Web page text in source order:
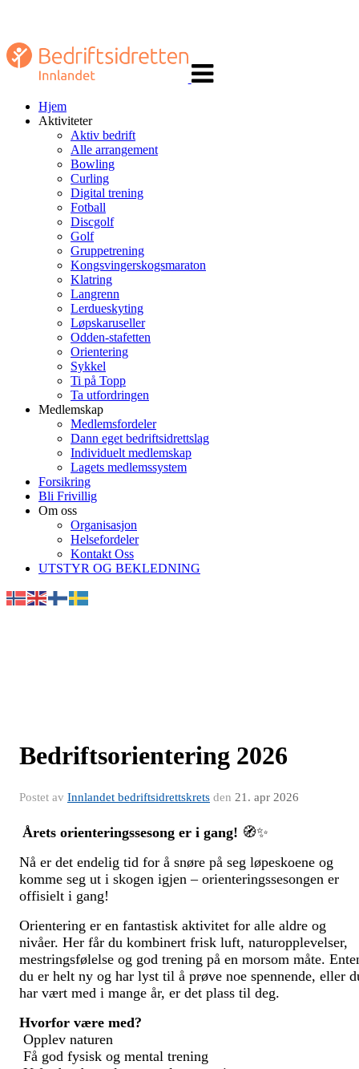
navigasjon
Hjem
Aktiviteter
Aktiv bedrift
Alle arrangement
Bowling
Curling
Digital trening
Fotball
Discgolf
Golf
Gruppetrening
Kongsvingerskogsmaraton
Klatring
Langrenn
Lerdueskyting
Løpskaruseller
Odden-stafetten
Orientering
Sykkel
Ti på Topp
Ta utfordringen
Medlemskap
Medlemsfordeler
Dann eget bedriftsidrettslag
Individuelt medlemskap
Lagets medlemssystem
Forsikring
Bli Frivillig
Om oss
Organisasjon
Helsefordeler
Kontakt Oss
UTSTYR OG BEKLEDNING
Bedriftsorientering 2026
Postet av Innlandet bedriftsidrettskrets den 21. apr 2026
Årets orienteringssesong er i gang! 🧭✨
Nå er det endelig tid for å snøre på seg løpeskoene og
komme seg ut i skogen igjen – orienteringssesongen er
offisielt i gang!
Orientering er en fantastisk aktivitet for alle aldre og
nivåer. Her får du kombinert frisk luft, naturopplevelser,
mestringsfølelse og god trening på en morsom måte.
du er helt ny og har lyst til å prøve noe spennende, eller
har vært med i mange år, er det plass til deg.
Hvorfor være med?
Opplev naturen
Få god fysisk og mental trening